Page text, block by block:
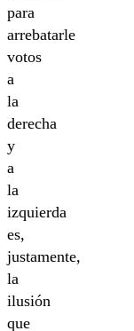
para
arrebatarle
votos
a
la
derecha
y
a
la
izquierda
es,
justamente,
la
ilusión
que